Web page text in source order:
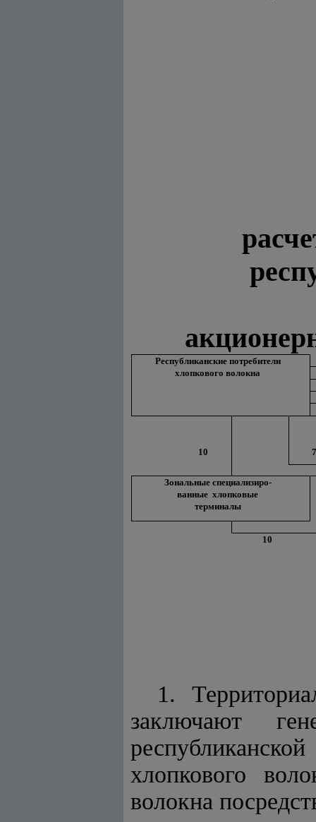
Республиканские потребители
хлопкового волокна
10 7
Зональные специализиро-
ванные хлопковые
терминалы
10
1.
заключают
хлопкового
волокна